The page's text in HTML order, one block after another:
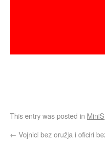
This entry was posted in MiniS
← Vojnici bez oružja i oficiri